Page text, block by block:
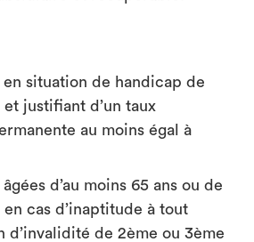
en situation de handicap de
justifiant d’un taux
au moins égal à
d’au moins 65 ans ou de
cas d’inaptitude à tout
d’invalidité de 2ème ou 3ème